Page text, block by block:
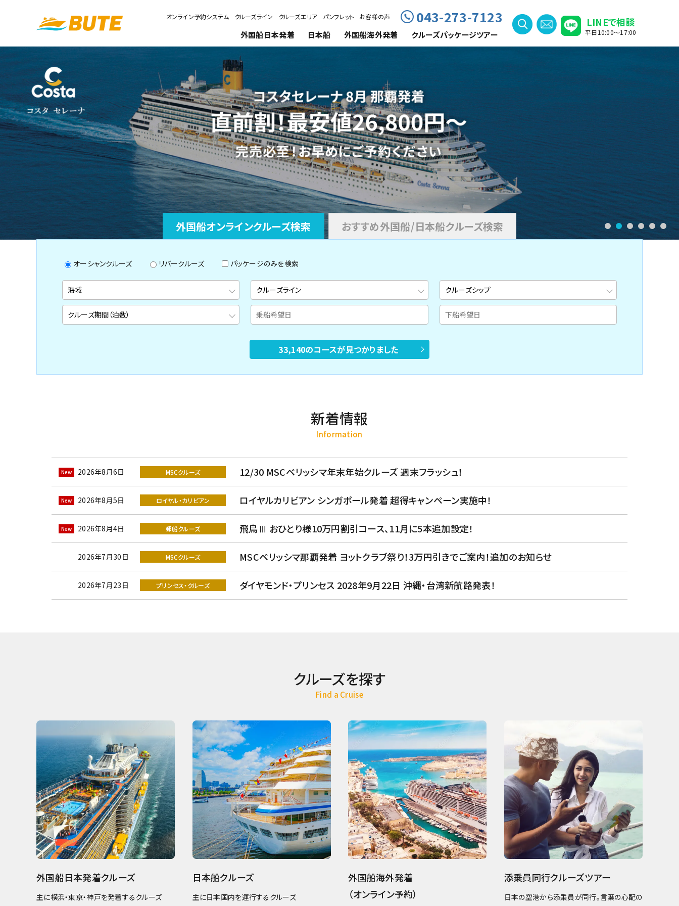
外国船日本発着 日本船 外国船海外発着 クルーズパッケージツアー
オンライン予約システム クルーズライン クルーズエリア パンフレット お客様の声 043-273-7123 LINEで相談
平日10:00〜17:00
外国船オンラインクルーズ検索 おすすめ外国船/日本船クルーズ検索
オーシャンクルーズ リバークルーズ パッケージのみを検索
33,140のコースが見つかりました
新着情報
Information
2026年8月6日 MSCクルーズ 12/30 MSCベリッシマ年末年始クルーズ 週末フラッシュ！
2026年8月5日 ロイヤル・カリビアン ロイヤルカリビアン シンガポール発着 超得キャンペーン実施中！
2026年8月4日 郵船クルーズ 飛鳥Ⅲ おひとり様10万円割引コース、11月に5本追加設定！
2026年7月30日 MSCクルーズ MSCベリッシマ那覇発着 ヨットクラブ祭り！3万円引きでご案内！追加のお知らせ
2026年7月23日 プリンセス・クルーズ ダイヤモンド・プリンセス 2028年9月22日 沖縄・台湾新航路発表！
クルーズを探す
Find a Cruise
外国船日本発着クルーズ
主に横浜・東京・神戸を発着するクルーズ
日本船クルーズ
主に日本国内を運行するクルーズ
外国船海外発着
（オンライン予約）
添乗員同行クルーズツアー
日本の空港から添乗員が同行。言葉の心配の